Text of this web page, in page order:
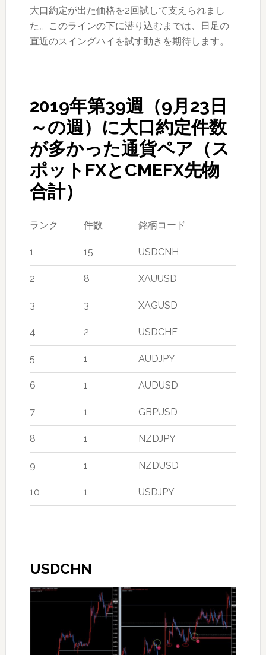
大口約定が出た価格を2回試して支えられまし
た。このラインの下に潜り込むまでは、日足の
直近のスイングハイを試す動きを期待します。
2019年第39週（9月23日
～の週）に大口約定件数
が多かった通貨ペア（ス
ポットFXとCMEFX先物
合計）
ランク 件数 銘柄コード
1 15 USDCNH
2 8 XAUUSD
3 3 XAGUSD
4 2 USDCHF
5 1 AUDJPY
6 1 AUDUSD
7 1 GBPUSD
8 1 NZDJPY
9 1 NZDUSD
10 1 USDJPY
USDCHN